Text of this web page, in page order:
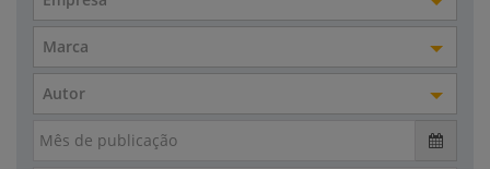
Marca
Autor